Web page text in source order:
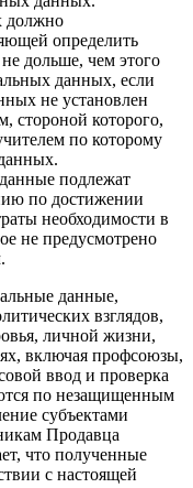
должно
определить
дольше, чем этого
данных, если
не установлен
стороной которого,
по которому
подлежат
по достижении
необходимости в
не предусмотрено
данные,
взглядов,
личной жизни,
включая профсоюзы,
ввод и проверка
по незащищенным
субъектами
Продавца
что полученные
с настоящей